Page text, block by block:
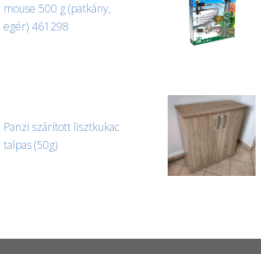
mouse 500 g (patkány,
egér) 461298
Panzi szárított lisztkukac
talpas (50g)